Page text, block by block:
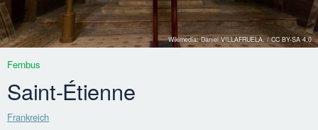
Wikimedia: Daniel VILLAFRUELA. / CC BY-SA 4.0
Fernbus
Saint-Étienne
Frankreich